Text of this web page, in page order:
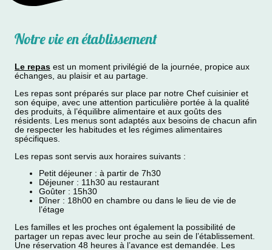
Notre vie en établissement
Le repas est un moment privilégié de la journée, propice aux
échanges, au plaisir et au partage.
Les repas sont préparés sur place par notre Chef cuisinier et
son équipe, avec une attention particulière portée à la qualité
des produits, à l’équilibre alimentaire et aux goûts des
résidents. Les menus sont adaptés aux besoins de chacun afin
de respecter les habitudes et les régimes alimentaires
spécifiques.
Les repas sont servis aux horaires suivants :
Petit déjeuner : à partir de 7h30
Déjeuner : 11h30 au restaurant
Goûter : 15h30
Dîner : 18h00 en chambre ou dans le lieu de vie de
l’étage
Les familles et les proches ont également la possibilité de
partager un repas avec leur proche au sein de l’établissement.
Une réservation 48 heures à l’avance est demandée. Les